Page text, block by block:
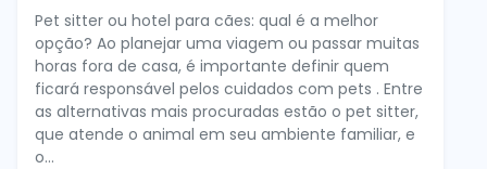
Pet sitter ou hotel para cães: qual é a melhor
opção? Ao planejar uma viagem ou passar muitas
horas fora de casa, é importante definir quem
ficará responsável pelos cuidados com pets . Entre
as alternativas mais procuradas estão o pet sitter,
que atende o animal em seu ambiente familiar, e
o...